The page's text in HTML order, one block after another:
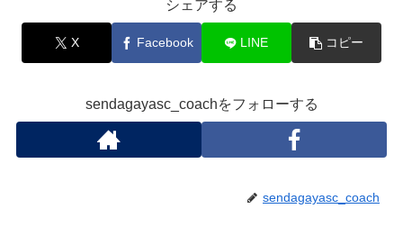
シェアする
X Facebook LINE コピー
sendagayasc_coachをフォローする
sendagayasc_coach